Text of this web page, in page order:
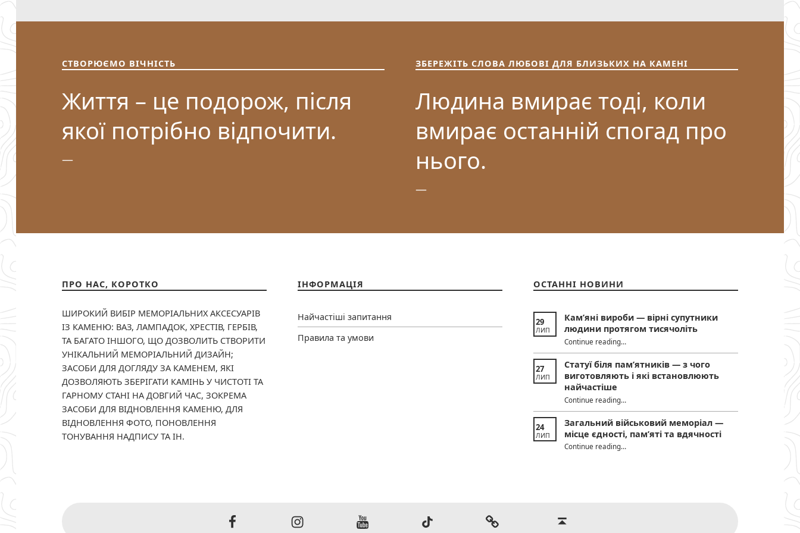
СТВОРЮЄМО ВІЧНІСТЬ
Життя – це подорож, після
якої потрібно відпочити.
ЗБЕРЕЖІТЬ СЛОВА ЛЮБОВІ ДЛЯ БЛИЗЬКИХ НА КАМЕНІ
Людина вмирає тоді, коли
вмирає останній спогад про
нього.
ПРО НАС, КОРОТКО
ШИРОКИЙ ВИБІР МЕМОРІАЛЬНИХ АКСЕСУАРІВ
ІЗ КАМЕНЮ: ВАЗ, ЛАМПАДОК, ХРЕСТІВ, ГЕРБІВ,
ТА БАГАТО ІНШОГО, ЩО ДОЗВОЛИТЬ СТВОРИТИ
УНІКАЛЬНИЙ МЕМОРІАЛЬНИЙ ДИЗАЙН;
ЗАСОБИ ДЛЯ ДОГЛЯДУ ЗА КАМЕНЕМ, ЯКІ
ДОЗВОЛЯЮТЬ ЗБЕРІГАТИ КАМІНЬ У ЧИСТОТІ ТА
ГАРНОМУ СТАНІ НА ДОВГИЙ ЧАС, ЗОКРЕМА
ЗАСОБИ ДЛЯ ВІДНОВЛЕННЯ КАМЕНЮ, ДЛЯ
ВІДНОВЛЕННЯ ФОТО, ПОНОВЛЕННЯ
ТОНУВАННЯ НАДПИСУ ТА ІН.
ІНФОРМАЦІЯ
Найчастіші запитання
Правила та умови
ОСТАННІ НОВИНИ
29
ЛИП
Кам’яні вироби — вірні супутники
людини протягом тисячоліть
Continue reading“Кам’яні вироби — вірні супутники людини протягом тисячоліть”
…
27
ЛИП
Статуї біля пам’ятників — з чого
виготовляють і які встановлюють
найчастіше
Continue reading“Статуї біля пам’ятників — з чого виготовляють і які встановлюють найчастіше”
…
24
ЛИП
Загальний військовий меморіал —
місце єдності, пам’яті та вдячності
Continue reading“Загальний військовий меморіал — місце єдності, пам’яті та вдячності”
…